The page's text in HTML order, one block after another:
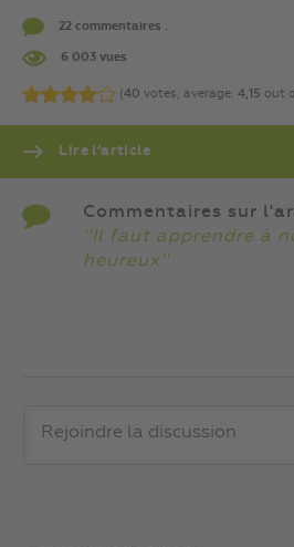
22 commentaires .
6 003 vues
(40 votes, average: 4,15 out
Lire l’article
Commentaires sur
''Il faut apprendre à
heureux''